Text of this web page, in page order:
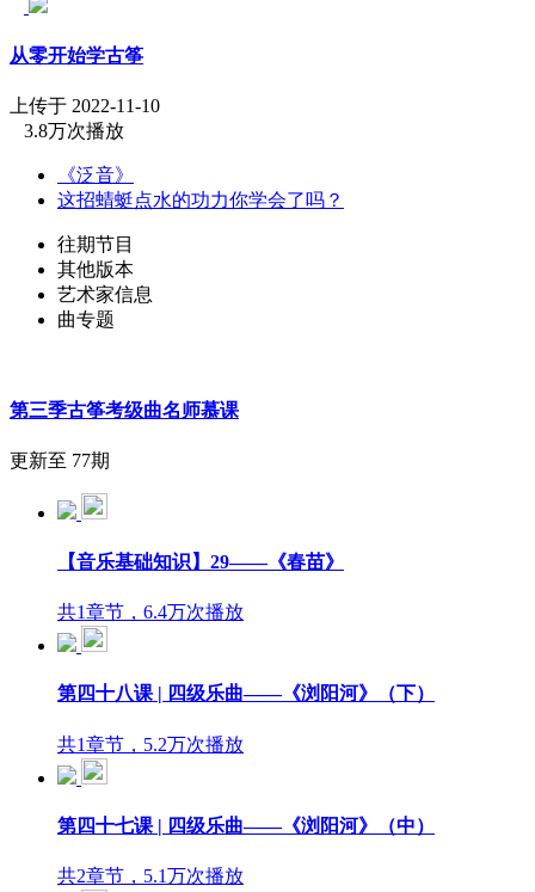
从零开始学古筝
上传于 2022-11-10
3.8万次播放
《泛音》
这招蜻蜓点水的功力你学会了吗？
往期节目
其他版本
艺术家信息
曲专题
第三季古筝考级曲名师慕课
更新至 77期
【音乐基础知识】29——《春苗》
共1章节，6.4万次播放
第四十八课 | 四级乐曲——《浏阳河》（下）
共1章节，5.2万次播放
第四十七课 | 四级乐曲——《浏阳河》（中）
共2章节，5.1万次播放